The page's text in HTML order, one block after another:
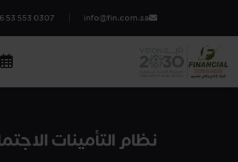
info@fin.com.sa
53 553 0307
نظام التأمينات